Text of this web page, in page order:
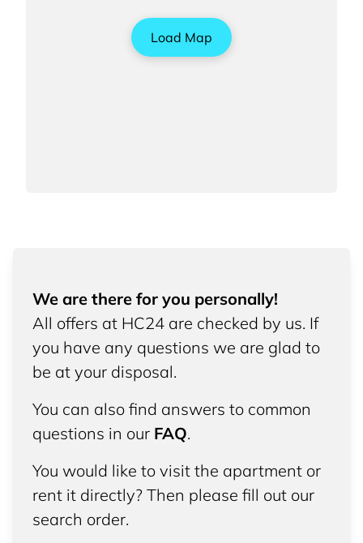
Load Map
We are there for you personally!
All offers at HC24 are checked by us. If
you have any questions we are glad to
be at your disposal.
You can also find answers to common
questions in our FAQ.
You would like to visit the apartment or
rent it directly? Then please fill out our
search order.